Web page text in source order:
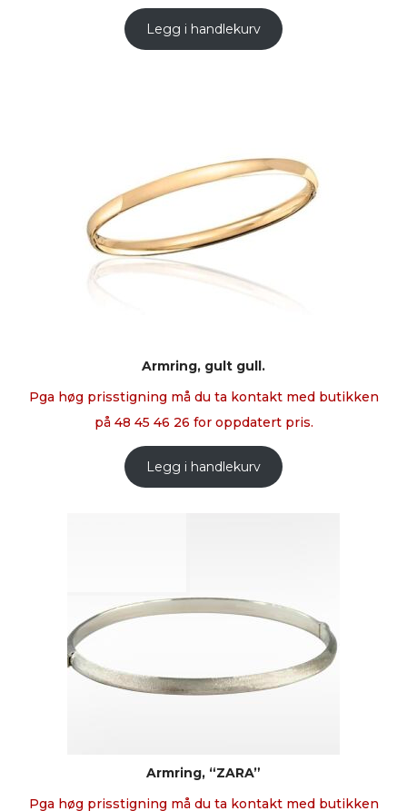
Legg i handlekurv
Armring, gult gull.
Pga høg prisstigning må du ta kontakt med butikken
på 48 45 46 26 for oppdatert pris.
Legg i handlekurv
Armring, “ZARA”
Pga høg prisstigning må du ta kontakt med butikken